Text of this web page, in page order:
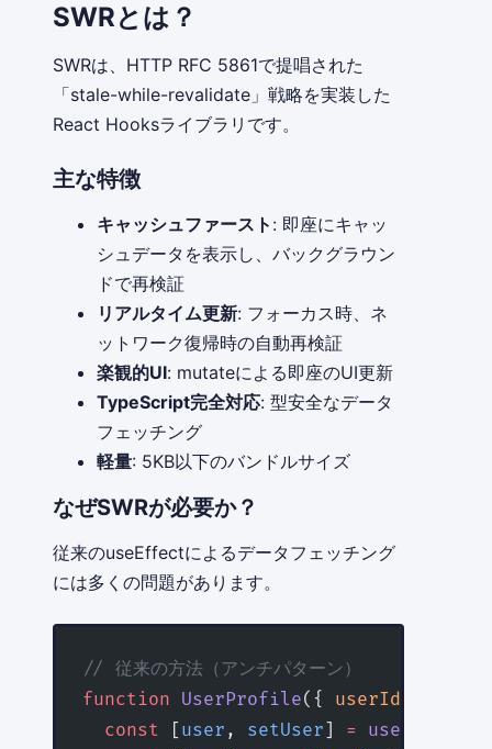
SWRとは？
SWRは、HTTP RFC 5861で提唱された
「stale-while-revalidate」戦略を実装した
React Hooksライブラリです。
主な特徴
キャッシュファースト : 即座にキャッ
シュデータを表示し、バックグラウン
ドで再検証
リアルタイム更新: フォーカス時、ネ
ットワーク復帰時の自動再検証
楽観的UI: mutateによる即座のUI更新
TypeScript完全対応: 型安全なデータ
フェッチング
軽量: 5KB以下のバンドルサイズ
なぜSWRが必要か？
従来のuseEffectによるデータフェッチング
には多くの問題があります。
// 従来の方法（アンチパターン）
function UserProfile({ userId
  const
[ user , setUser ] = useState